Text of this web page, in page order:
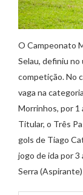
O Campeonato
Selau, definiu
competição. No
vaga na
Morrinhos, por 1
Titular, o Três
gols de Tiago
jogo de ida por 3
Serra